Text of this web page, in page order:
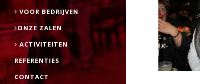
VOOR BEDRIJVEN
ONZE ZALEN
ACTIVITEITEN
REFERENTIES
CONTACT